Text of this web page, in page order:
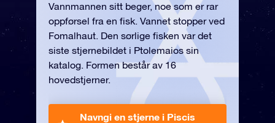
Vannmannen sitt beger, noe som er rar
oppførsel fra en fisk. Vannet stopper ved
Fomalhaut. Den sørlige fisken var det
siste stjernebildet i Ptolemaios sin
katalog. Formen består av 16
hovedstjerner.
Navngi en stjerne i Piscis